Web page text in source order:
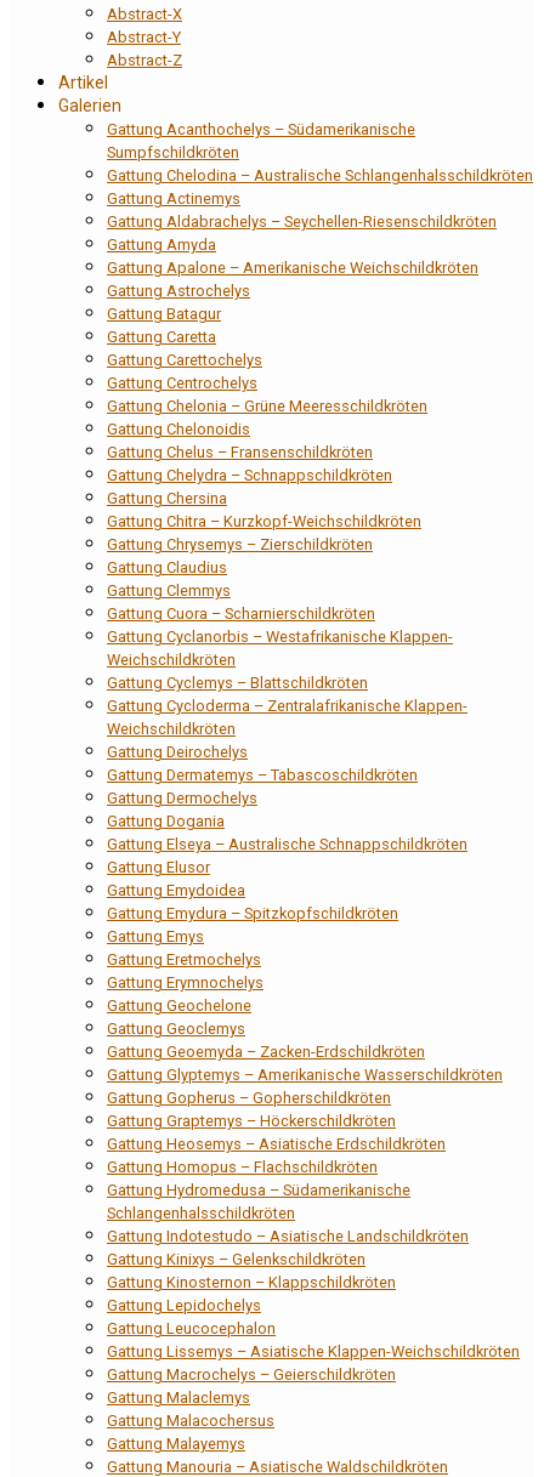
Abstract-X
Abstract-Y
Abstract-Z
Artikel
Galerien
Gattung Acanthochelys – Südamerikanische
Sumpfschildkröten
Gattung Chelodina – Australische Schlangenhalsschildkröten
Gattung Actinemys
Gattung Aldabrachelys – Seychellen-Riesenschildkröten
Gattung Amyda
Gattung Apalone – Amerikanische Weichschildkröten
Gattung Astrochelys
Gattung Batagur
Gattung Caretta
Gattung Carettochelys
Gattung Centrochelys
Gattung Chelonia – Grüne Meeresschildkröten
Gattung Chelonoidis
Gattung Chelus – Fransenschildkröten
Gattung Chelydra – Schnappschildkröten
Gattung Chersina
Gattung Chitra – Kurzkopf-Weichschildkröten
Gattung Chrysemys – Zierschildkröten
Gattung Claudius
Gattung Clemmys
Gattung Cuora – Scharnierschildkröten
Gattung Cyclanorbis – Westafrikanische Klappen-
Weichschildkröten
Gattung Cyclemys – Blattschildkröten
Gattung Cycloderma – Zentralafrikanische Klappen-
Weichschildkröten
Gattung Deirochelys
Gattung Dermatemys – Tabascoschildkröten
Gattung Dermochelys
Gattung Dogania
Gattung Elseya – Australische Schnappschildkröten
Gattung Elusor
Gattung Emydoidea
Gattung Emydura – Spitzkopfschildkröten
Gattung Emys
Gattung Eretmochelys
Gattung Erymnochelys
Gattung Geochelone
Gattung Geoclemys
Gattung Geoemyda – Zacken-Erdschildkröten
Gattung Glyptemys – Amerikanische Wasserschildkröten
Gattung Gopherus – Gopherschildkröten
Gattung Graptemys – Höckerschildkröten
Gattung Heosemys – Asiatische Erdschildkröten
Gattung Homopus – Flachschildkröten
Gattung Hydromedusa – Südamerikanische
Schlangenhalsschildkröten
Gattung Indotestudo – Asiatische Landschildkröten
Gattung Kinixys – Gelenkschildkröten
Gattung Kinosternon – Klappschildkröten
Gattung Lepidochelys
Gattung Leucocephalon
Gattung Lissemys – Asiatische Klappen-Weichschildkröten
Gattung Macrochelys – Geierschildkröten
Gattung Malaclemys
Gattung Malacochersus
Gattung Malayemys
Gattung Manouria – Asiatische Waldschildkröten